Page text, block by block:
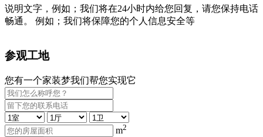
说明文字，例如；我们将在24小时内给您回复，请您保持电话
畅通。 例如；我们将保障您的个人信息安全等
参观工地
您有一个家装梦我们帮您实现它
m2